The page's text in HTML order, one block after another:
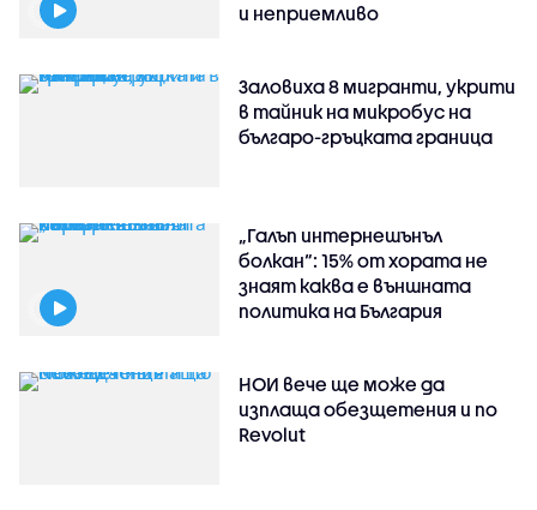
и неприемливо
Заловиха 8 мигранти, укрити
в тайник на микробус на
българо-гръцката граница
„Галъп интернешънъл
болкан“: 15% от хората не
знаят каква е външната
политика на България
НОИ вече ще може да
изплаща обезщетения и по
Revolut